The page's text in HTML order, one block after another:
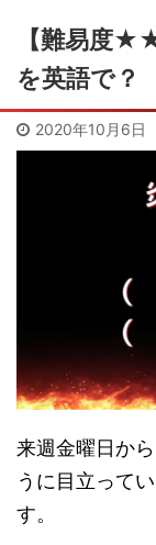
【難易度
を英語で？
2020年10月6日
来週金曜日か
うに目立って
す。